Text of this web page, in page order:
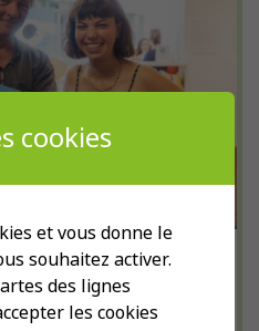
de Nine :
réussi à
cookies
et vous donne le
souhaitez activer.
des lignes
les cookies